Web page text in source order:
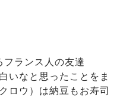
ランス人の友達
いなと思ったことをま
ロウ）は納豆もお寿司